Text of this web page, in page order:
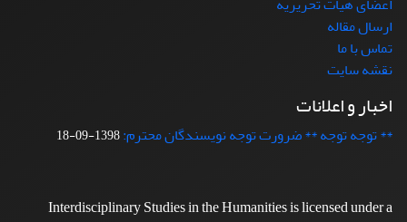
ارسال مقاله
تماس با ما
نقشه سایت
اخبار و اعلانات
** توجه توجه ** ضرورت توجه نویسندگان محترم:1398-09-18
Interdisciplinary Studies in the Humanities is licensed under a